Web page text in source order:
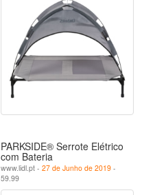
PARKSIDE® Serrote Elétrico
com Bateria
www.lidl.pt - 27 de Junho de 2019 -
59.99